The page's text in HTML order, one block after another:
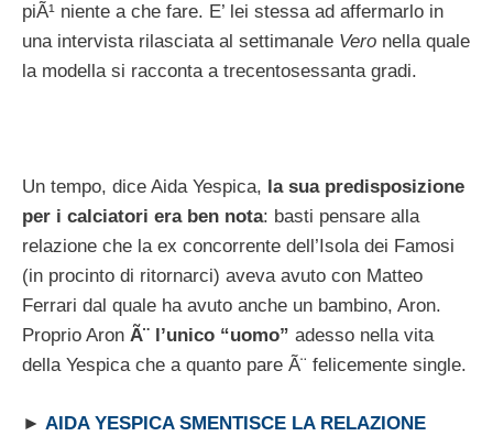
piÃ¹ niente a che fare. E’ lei stessa ad affermarlo in
una intervista rilasciata al settimanale Vero nella quale
la modella si racconta a trecentosessanta gradi.
Un tempo, dice Aida Yespica, la sua predisposizione
per i calciatori era ben nota: basti pensare alla
relazione che la ex concorrente dell’Isola dei Famosi
(in procinto di ritornarci) aveva avuto con Matteo
Ferrari dal quale ha avuto anche un bambino, Aron.
Proprio Aron Ã¨ l’unico “uomo” adesso nella vita
della Yespica che a quanto pare Ã¨ felicemente single.
► AIDA YESPICA SMENTISCE LA RELAZIONE